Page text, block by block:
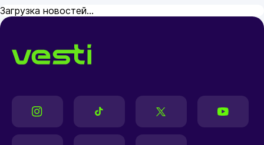
Загрузка новостей...